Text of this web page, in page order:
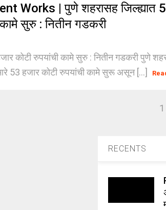
Works | पुणे शहरासह जिल्ह्यात
सुरु : नितीन गडकरी
कोटी रुपयांची कामे सुरु : नितीन गडकरी पुणे
53 हजार कोटी रुपयांची कामे सुरू असून [...]
1
RECENTS